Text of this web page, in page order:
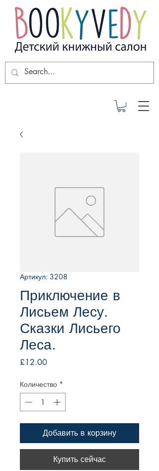
Артикул: 3208
Приключение в
Лисьем Лесу.
Сказки Лисьего
Леса.
£12.00Цена
Количество *
Добавить в корзину
Купить сейчас